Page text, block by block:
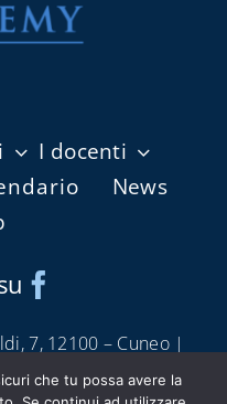
I docenti
News
7, 12100 – Cuneo |
0171 66650
che tu possa avere la